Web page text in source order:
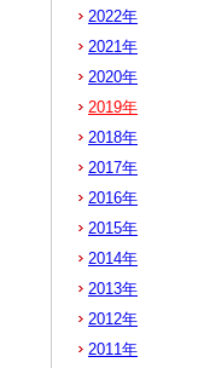
2022年
2021年
2020年
2019年
2018年
2017年
2016年
2015年
2014年
2013年
2012年
2011年